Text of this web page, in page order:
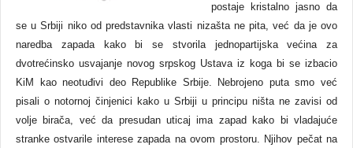
postaje kristalno jasno da
se u Srbiji niko od predstavnika vlasti nizašta ne pita, već da je ovo
naredba zapada kako bi se stvorila jednopartijska većina za
dvotrećinsko usvajanje novog srpskog Ustava iz koga bi se izbacio
KiM kao neotuđivi deo Republike Srbije. Nebrojeno puta smo već
pisali o notornoj činjenici kako u Srbiji u principu ništa ne zavisi od
volje birača, već da presudan uticaj ima zapad kako bi vladajuće
stranke ostvarile interese zapada na ovom prostoru. Njihov pečat na